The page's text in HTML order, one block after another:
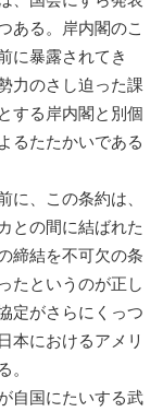
ある。岸内閣のこ
に暴露されてき
力のさし迫った課
する岸内閣と別個
るたたかいである
、この条約は、
との間に結ばれた
締結を不可欠の条
たというのが正し
定がさらにくっつ
本におけるアメリ
。
自国にたいする武